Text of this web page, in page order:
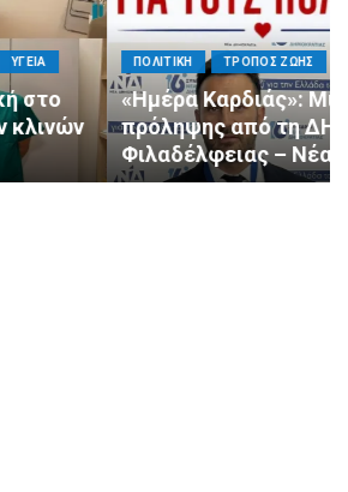
Μια πρωτοποριακή δράση
ΔΗΜ.ΤΟ. Νέας
Νέας Χαλκηδόνας